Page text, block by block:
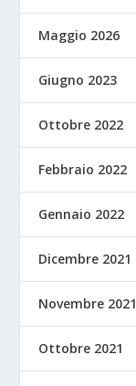
Maggio 2026
Giugno 2023
Ottobre 2022
Febbraio 2022
Gennaio 2022
Dicembre 2021
Novembre 2021
Ottobre 2021